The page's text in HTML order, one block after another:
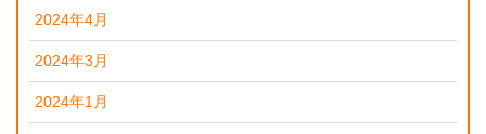
2024年4月
2024年3月
2024年1月